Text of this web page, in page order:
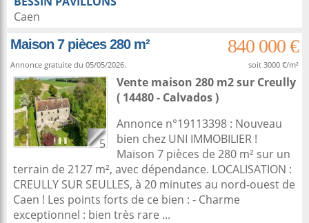
Caen
Maison 7 pièces 280 m²
840 000 €
Annonce gratuite du 05/05/2026. soit 3000 €/m²
5
Vente maison 280 m2sur Creully
( 14480 - Calvados )
Annonce n°19113398 : Nouveau
bien chez UNI IMMOBILIER !
Maison 7 pièces de 280 m² sur un
terrain de 2127 m², avec dépendance. LOCALISATION :
CREULLY SUR SEULLES, à 20 minutes au nord-ouest de
Caen ! Les points forts de ce bien : - Charme
exceptionnel : bien très rare ...